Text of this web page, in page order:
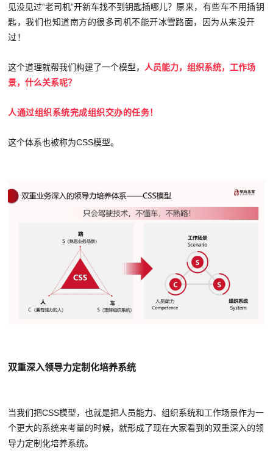
见没见过“老司机”开新车找不到钥匙插哪儿？ 原来，有些车不用插钥
匙，我们也知道南方的很多司机不能开冰雪路面，因为从来没开
过！
这个道理就帮我们构建了一个模型， 人员能力，组织系统，工作场
景，什么关系呢？
人通过组织系统完成组织交办的任务！
这个体系也被称为CSS模型。
双重深入领导力定制化培养系统
当我们把CSS模型，也就是把人员能力、组织系统和工作场景作为一
个更大的系统来考量的时候，就形成了现在大家看到的双重深入的领
导力定制化培养系统。